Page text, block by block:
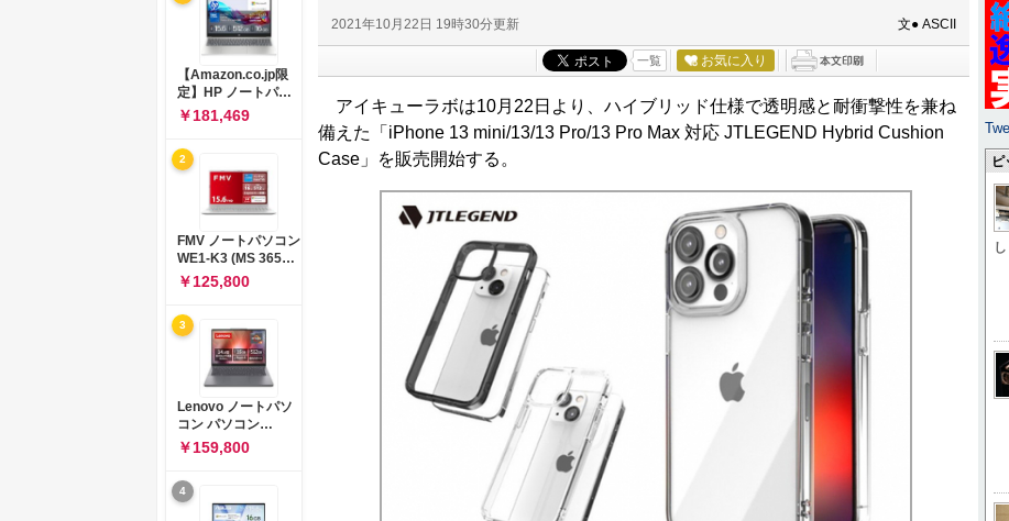
2021年10月22日 19時30分更新 文● ASCII
一覧 お気に入り
アイキューラボは10月22日より、ハイブリッド仕様で透明感と耐衝撃性を兼ね
備えた「iPhone 13 mini/13/13 Pro/13 Pro Max 対応 JTLEGEND Hybrid Cushion
Case」を販売開始する。
【Amazon.co.jp限
定】HP ノートパソ
コン 15-fd 15.6イン
チ インテル Core 5
120U メモリ16GB
SSD512GB
Windows 11
Microsoft Office
2024搭載 WPS
Office搭載 カメラシ
ャッター 指紋認証 薄
型 Copilotキー搭載
ナチュラルシルバー
￥181,469
2
FMV ノートパソコン
WE1-K3 (MS 365
Personal/Copilotキ
ー搭載/Win 11/15.6
型/Core
i5/16GB/SSD
512GB/ホワイト)
FMVWK3E15W_AZ
￥125,800
3
Lenovo ノートパソ
コン パソコン
IdeaPad Slim 3 14.0
インチ AMD
Ryzen™ 5 8640HS
メモリ16GB
SSD512GB
￥159,800
4
ピ
し